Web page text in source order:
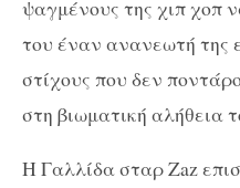
ψαγμένους της χιπ χοπ
του έναν ανανεωτή της
στίχους που δεν
στη βιωματική αλήθεια
Η Γαλλίδα σταρ Zaz